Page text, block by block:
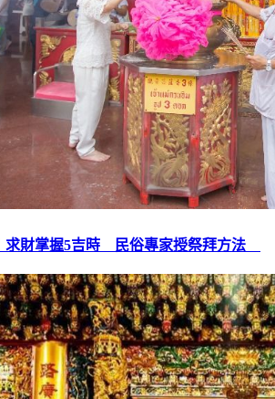
求財掌握5吉時 民俗專家授祭拜方法